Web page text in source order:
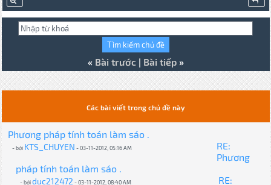
« Bài trước| Bài tiếp»
Các bài viết trong chủ đề này
Phương pháp tính toán làm sáo .
- bởi KTS_CHUYEN - 03-11-2012, 05:16 AM
RE:
Phương
pháp tính toán làm sáo .
- bởiduc212472 - 03-11-2012, 08:40 AM
RE: